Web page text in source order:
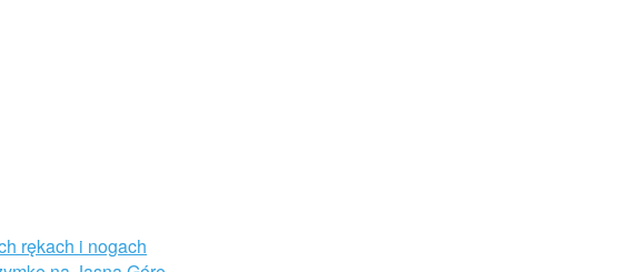
rękach i nogach